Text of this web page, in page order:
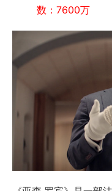
数：7600万